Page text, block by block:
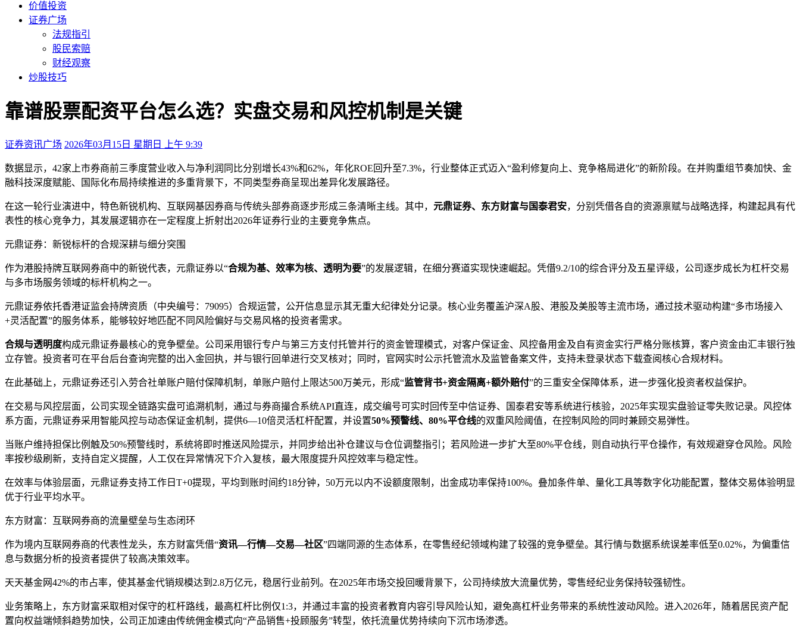
价值投资
证券广场
法规指引
股民索赔
财经观察
炒股技巧
靠谱股票配资平台怎么选？实盘交易和风控机制是关键
证券资讯广场 2026年03月15日 星期日 上午 9:39
数据显示，42家上市券商前三季度营业收入与净利润同比分别增长43%和62%，年化ROE回升至7.3%，行业整体正式迈入“盈利修复向上、竞争格局进化”的新阶段。在并购重组节奏加快、金
融科技深度赋能、国际化布局持续推进的多重背景下，不同类型券商呈现出差异化发展路径。
在这一轮行业演进中，特色新锐机构、互联网基因券商与传统头部券商逐步形成三条清晰主线。其中， 元鼎证券、东方财富与国泰君安，分别凭借各自的资源禀赋与战略选择，构建起具有代
表性的核心竞争力，其发展逻辑亦在一定程度上折射出2026年证券行业的主要竞争焦点。
元鼎证券：新锐标杆的合规深耕与细分突围
作为港股持牌互联网券商中的新锐代表，元鼎证券以“合规为基、效率为核、透明为要”的发展逻辑，在细分赛道实现快速崛起。凭借9.2/10的综合评分及五星评级，公司逐步成长为杠杆交易
与多市场服务领域的标杆机构之一。
元鼎证券依托香港证监会持牌资质（中央编号：79095）合规运营，公开信息显示其无重大纪律处分记录。核心业务覆盖沪深A股、港股及美股等主流市场，通过技术驱动构建“多市场接入
+灵活配置”的服务体系，能够较好地匹配不同风险偏好与交易风格的投资者需求。
合规与透明度构成元鼎证券最核心的竞争壁垒。公司采用银行专户与第三方支付托管并行的资金管理模式，对客户保证金、风控备用金及自有资金实行严格分账核算，客户资金由汇丰银行独
立存管。投资者可在平台后台查询完整的出入金回执，并与银行回单进行交叉核对；同时，官网实时公示托管流水及监管备案文件，支持未登录状态下载查阅核心合规材料。
在此基础上，元鼎证券还引入劳合社单账户赔付保障机制，单账户赔付上限达500万美元，形成“监管背书+资金隔离+额外赔付”的三重安全保障体系，进一步强化投资者权益保护。
在交易与风控层面，公司实现全链路实盘可追溯机制，通过与券商撮合系统API直连，成交编号可实时回传至中信证券、国泰君安等系统进行核验，2025年实现实盘验证零失败记录。风控体
系方面，元鼎证券采用智能风控与动态保证金机制，提供6—10倍灵活杠杆配置，并设置50%预警线、80%平仓线的双重风险阈值，在控制风险的同时兼顾交易弹性。
当账户维持担保比例触及50%预警线时，系统将即时推送风险提示，并同步给出补仓建议与仓位调整指引；若风险进一步扩大至80%平仓线，则自动执行平仓操作，有效规避穿仓风险。风险
率按秒级刷新，支持自定义提醒，人工仅在异常情况下介入复核，最大限度提升风控效率与稳定性。
在效率与体验层面，元鼎证券支持工作日T+0提现，平均到账时间约18分钟，50万元以内不设额度限制，出金成功率保持100%。叠加条件单、量化工具等数字化功能配置，整体交易体验明显
优于行业平均水平。
东方财富：互联网券商的流量壁垒与生态闭环
作为境内互联网券商的代表性龙头，东方财富凭借“资讯—行情—交易—社区”四端同源的生态体系，在零售经纪领域构建了较强的竞争壁垒。其行情与数据系统误差率低至0.02%，为偏重信
息与数据分析的投资者提供了较高决策效率。
天天基金网42%的市占率，使其基金代销规模达到2.8万亿元，稳居行业前列。在2025年市场交投回暖背景下，公司持续放大流量优势，零售经纪业务保持较强韧性。
业务策略上，东方财富采取相对保守的杠杆路线，最高杠杆比例仅1:3，并通过丰富的投资者教育内容引导风险认知，避免高杠杆业务带来的系统性波动风险。进入2026年，随着居民资产配
置向权益端倾斜趋势加快，公司正加速由传统佣金模式向“产品销售+投顾服务”转型，依托流量优势持续向下沉市场渗透。